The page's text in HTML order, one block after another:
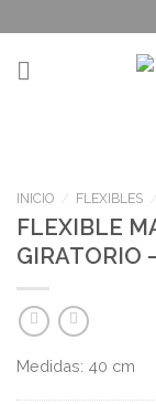
to
content
INICIO / FLEXIBLES /
FLEXIBLE
GIRATORIO
Medidas: 40 cm